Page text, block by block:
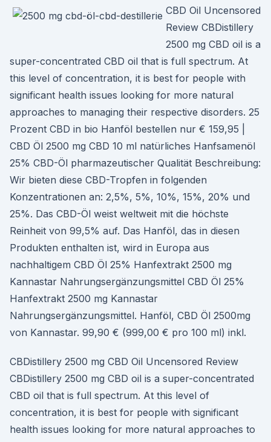
CBD Oil Uncensored
Review CBDistillery
2500 mg CBD oil is a
super-concentrated CBD oil that is full spectrum. At
this level of concentration, it is best for people with
significant health issues looking for more natural
approaches to managing their respective disorders. 25
Prozent CBD in bio Hanföl bestellen nur € 159,95 |
CBD Öl 2500 mg CBD 10 ml natürliches Hanfsamenöl
25% CBD-Öl pharmazeutischer Qualität Beschreibung:
Wir bieten diese CBD-Tropfen in folgenden
Konzentrationen an: 2,5%, 5%, 10%, 15%, 20% und
25%. Das CBD-Öl weist weltweit mit die höchste
Reinheit von 99,5% auf. Das Hanföl, das in diesen
Produkten enthalten ist, wird in Europa aus
nachhaltigem CBD Öl 25% Hanfextrakt 2500 mg
Kannastar Nahrungsergänzungsmittel CBD Öl 25%
Hanfextrakt 2500 mg Kannastar
Nahrungsergänzungsmittel. Hanföl, CBD Öl 2500mg
von Kannastar. 99,90 € (999,00 € pro 100 ml) inkl.
CBDistillery 2500 mg CBD Oil Uncensored Review
CBDistillery 2500 mg CBD oil is a super-concentrated
CBD oil that is full spectrum. At this level of
concentration, it is best for people with significant
health issues looking for more natural approaches to